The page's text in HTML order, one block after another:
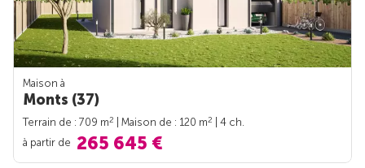
Maison à
Monts (37)
Terrain de : 709 m2 | Maison de : 120 m2
| 4 ch.
à partir de 265 645 €